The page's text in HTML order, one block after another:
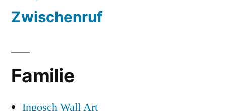
Zwischenruf
Familie
Ingosch Wall Art